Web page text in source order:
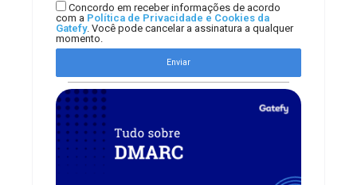
Concordo em receber informações de acordo
com a Política de Privacidade e Cookies da
Gatefy. Você pode cancelar a assinatura a qualquer
momento.
Enviar